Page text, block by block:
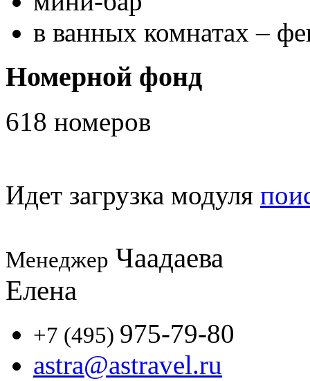
в ванных комнатах –
Номерной фонд
618 номеров
Идет загрузка модуля
Менеджер Чаадаева
Елена
+7 (495) 975-79-80
astra@astravel.ru